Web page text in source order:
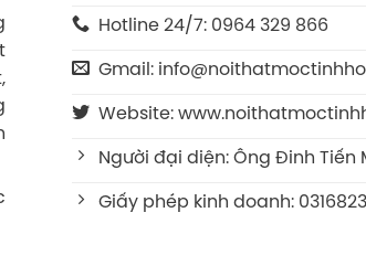
Hotline 24/7: 0964 329 866
Gmail:
Website:
Người đại diện: Ông Đinh Tiến
Giấy phép kinh doanh: